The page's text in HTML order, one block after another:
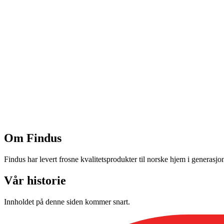
Om Findus
Findus har levert frosne kvalitetsprodukter til norske hjem i
Vår historie
Innholdet på denne siden kommer snart.